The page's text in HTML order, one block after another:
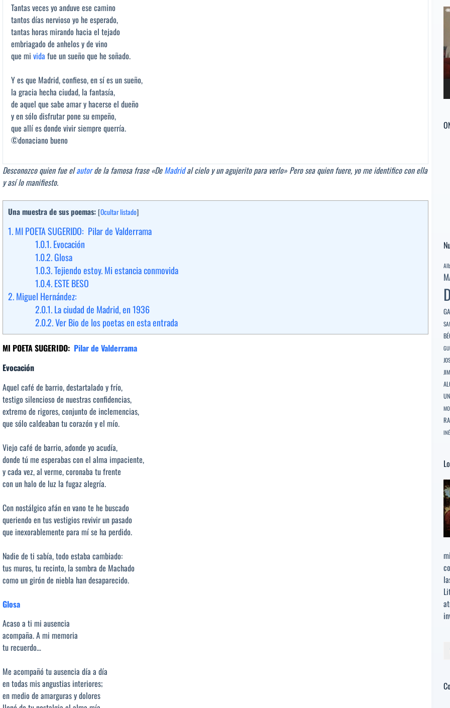
Tantas veces yo anduve ese camino
tantos días nervioso yo he esperado,
tantas horas mirando hacia el tejado
embriagado de anhelos y de vino
que mi vida fue un sueño que he soñado.
Y es que Madrid, confieso, en sí es un sueño,
la gracia hecha ciudad, la fantasía,
de aquel que sabe amar y hacerse el dueño
y en sólo disfrutar pone su empeño,
que allí es donde vivir siempre querría.
©donaciano bueno
Desconozco quien fue elautorde la famosa frase «DeMadridal cielo y un agujerito para verlo» Pero sea quien fuere, yo me identifico con ella
y así lo manifiesto.
Una muestra de sus poemas: [Ocultar listado]
1.MI POETA SUGERIDO: Pilar de Valderrama
1.0.1.Evocación
1.0.2.Glosa
1.0.3.Tejiendo estoy. Mi estancia conmovida
1.0.4.ESTE BESO
2.Miguel Hernández:
2.0.1.La ciudad de Madrid, en 1936
2.0.2.Ver Bio de los poetas en esta entrada
MI POETA SUGERIDO: Pilar de Valderrama
Evocación
Aquel café de barrio, destartalado y frío,
testigo silencioso de nuestras confidencias,
extremo de rigores, conjunto de inclemencias,
que sólo caldeaban tu corazón y el mío.
Viejo café de barrio, adonde yo acudía,
donde tú me esperabas con el alma impaciente,
y cada vez, al verme, coronaba tu frente
con un halo de luz la fugaz alegría.
Con nostálgico afán en vano te he buscado
queriendo en tus vestigios revivir un pasado
que inexorablemente para mí se ha perdido.
Nadie de ti sabía, todo estaba cambiado:
tus muros, tu recinto, la sombra de Machado
como un girón de niebla han desaparecido.
Glosa
Acaso a ti mi ausencia
acompaña. A mi memoria
tu recuerdo…
Me acompañó tu ausencia día a día
en todas mis angustias interiores;
en medio de amarguras y dolores